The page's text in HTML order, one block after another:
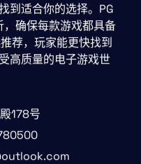
到适合你的选择。PG
确保每款游戏都具备
荐，玩家能更快找到
高质量的电子游戏世
178号